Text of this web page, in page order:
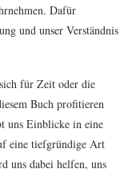
Dafür
und unser Verständnis
für Zeit oder die
Buch profitieren
uns Einblicke in eine
eine tiefgründige Art
uns dabei helfen, uns